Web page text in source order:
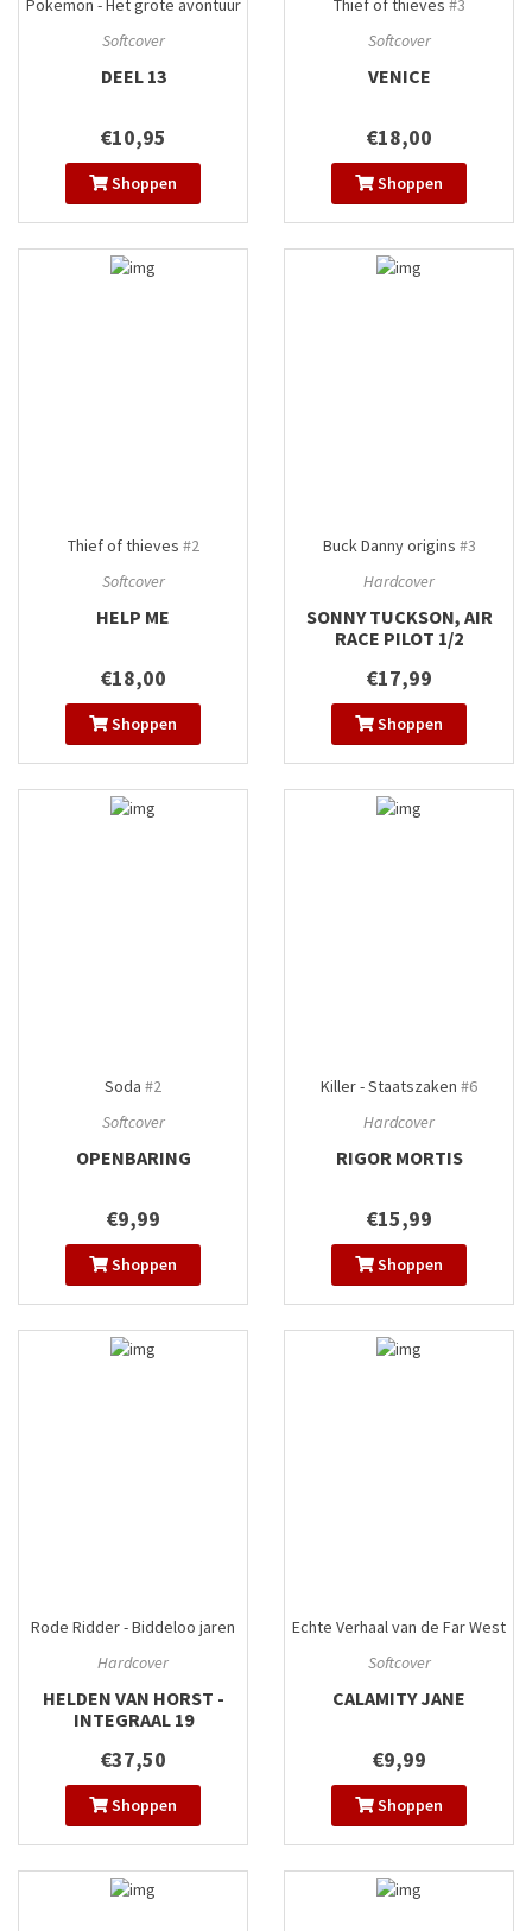
Pokemon - Het grote avontuur
Softcover
DEEL 13
€10,95
Shoppen
Thief of thieves #3
Softcover
VENICE
€18,00
Shoppen
Thief of thieves #2
Softcover
HELP ME
€18,00
Shoppen
Buck Danny origins #3
Hardcover
SONNY TUCKSON, AIR
RACE PILOT 1/2
€17,99
Shoppen
Soda #2
Softcover
OPENBARING
€9,99
Shoppen
Killer - Staatszaken #6
Hardcover
RIGOR MORTIS
€15,99
Shoppen
Rode Ridder - Biddeloo jaren
Hardcover
HELDEN VAN HORST -
INTEGRAAL 19
€37,50
Shoppen
Echte Verhaal van de Far West
Softcover
CALAMITY JANE
€9,99
Shoppen